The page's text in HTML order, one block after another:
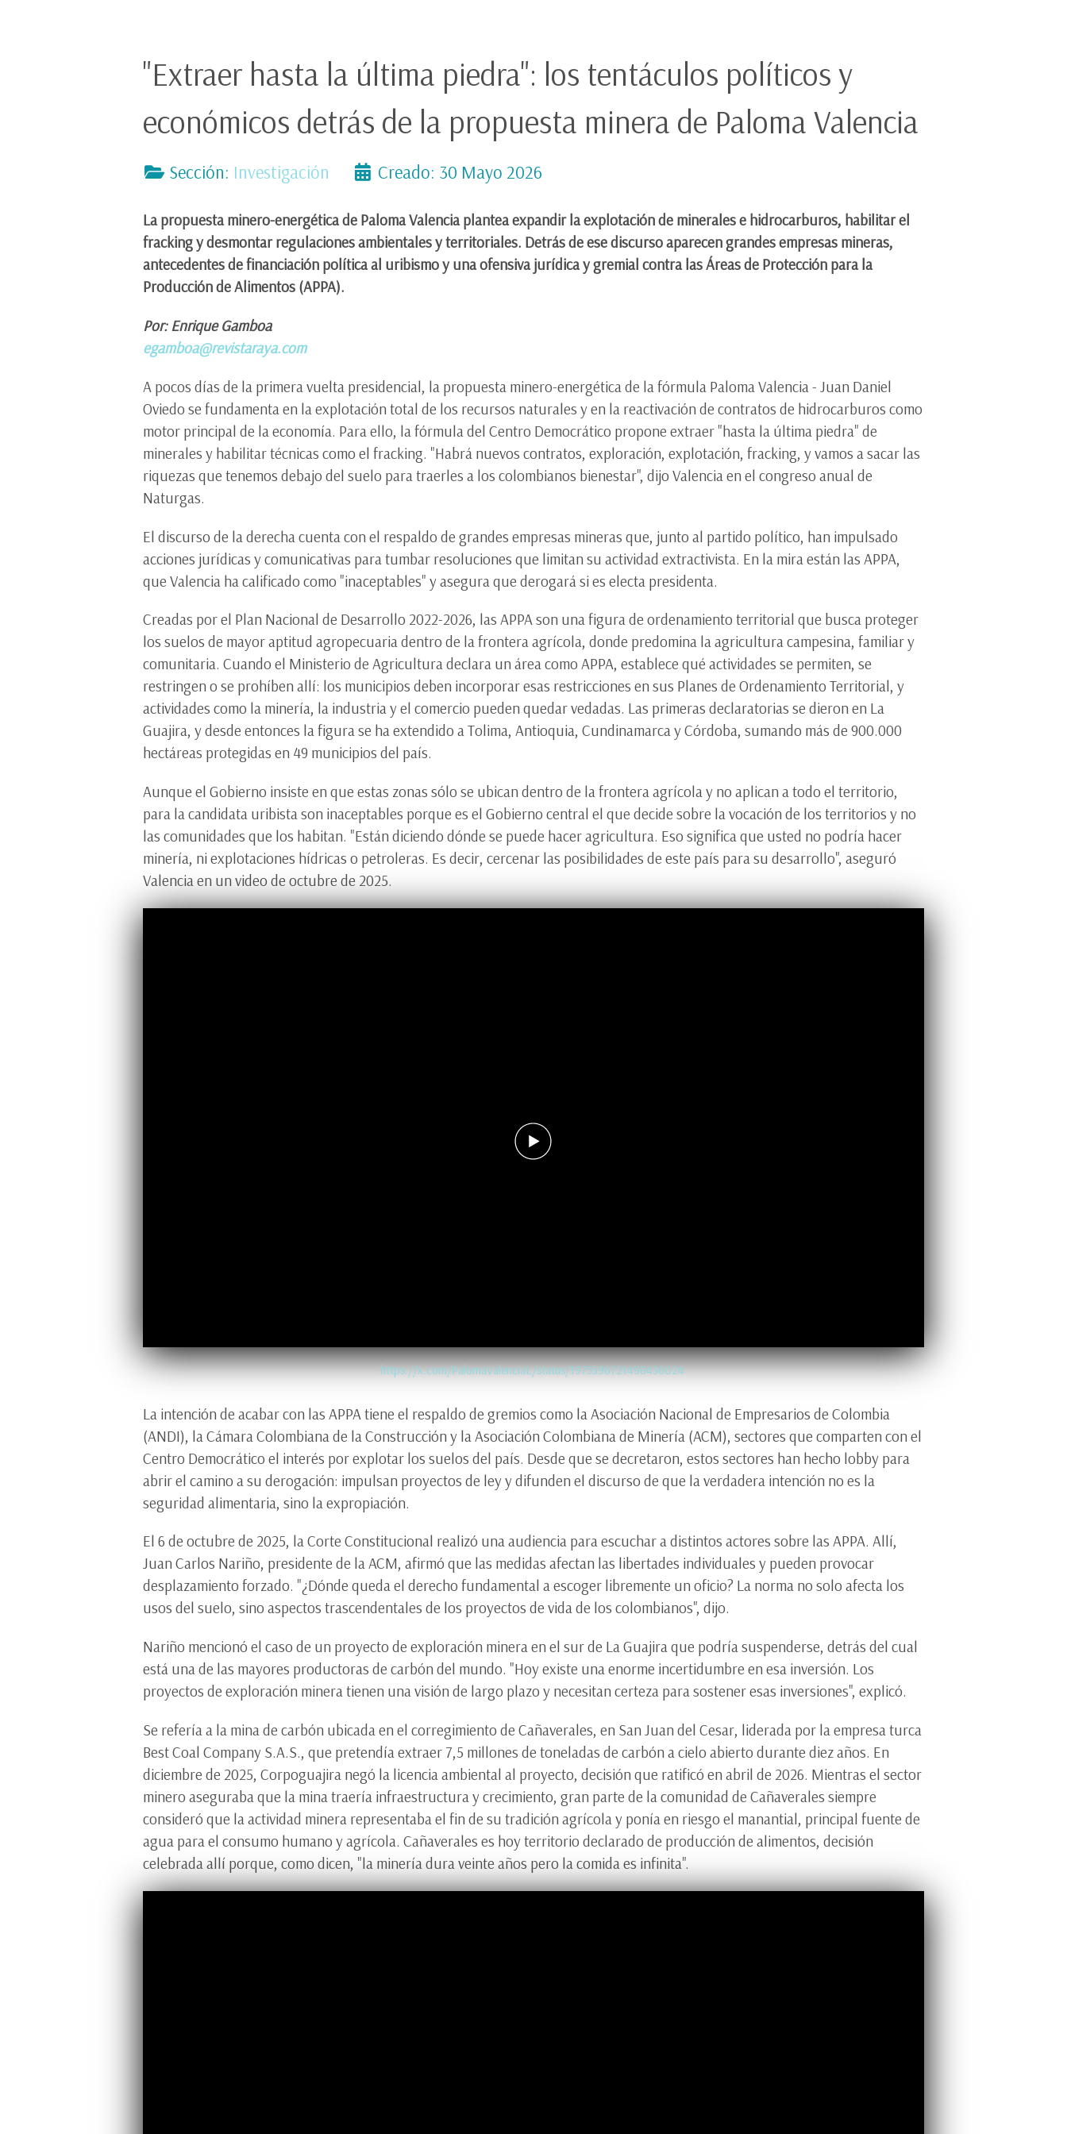
"Extraer hasta la última piedra": los tentáculos políticos y
económicos detrás de la propuesta minera de Paloma Valencia
Sección: Investigación Creado: 30 Mayo 2026
La propuesta minero-energética de Paloma Valencia plantea expandir la explotación de minerales e hidrocarburos, habilitar el
fracking y desmontar regulaciones ambientales y territoriales. Detrás de ese discurso aparecen grandes empresas mineras,
antecedentes de financiación política al uribismo y una ofensiva jurídica y gremial contra las Áreas de Protección para la
Producción de Alimentos (APPA).
Por: Enrique Gamboa
egamboa@revistaraya.com
A pocos días de la primera vuelta presidencial, la propuesta minero-energética de la fórmula Paloma Valencia - Juan Daniel
Oviedo se fundamenta en la explotación total de los recursos naturales y en la reactivación de contratos de hidrocarburos como
motor principal de la economía. Para ello, la fórmula del Centro Democrático propone extraer "hasta la última piedra" de
minerales y habilitar técnicas como el fracking. "Habrá nuevos contratos, exploración, explotación, fracking, y vamos a sacar las
riquezas que tenemos debajo del suelo para traerles a los colombianos bienestar", dijo Valencia en el congreso anual de
Naturgas.
El discurso de la derecha cuenta con el respaldo de grandes empresas mineras que, junto al partido político, han impulsado
acciones jurídicas y comunicativas para tumbar resoluciones que limitan su actividad extractivista. En la mira están las APPA,
que Valencia ha calificado como "inaceptables" y asegura que derogará si es electa presidenta.
Creadas por el Plan Nacional de Desarrollo 2022-2026, las APPA son una figura de ordenamiento territorial que busca proteger
los suelos de mayor aptitud agropecuaria dentro de la frontera agrícola, donde predomina la agricultura campesina, familiar y
comunitaria. Cuando el Ministerio de Agricultura declara un área como APPA, establece qué actividades se permiten, se
restringen o se prohíben allí: los municipios deben incorporar esas restricciones en sus Planes de Ordenamiento Territorial, y
actividades como la minería, la industria y el comercio pueden quedar vedadas. Las primeras declaratorias se dieron en La
Guajira, y desde entonces la figura se ha extendido a Tolima, Antioquia, Cundinamarca y Córdoba, sumando más de 900.000
hectáreas protegidas en 49 municipios del país.
Aunque el Gobierno insiste en que estas zonas sólo se ubican dentro de la frontera agrícola y no aplican a todo el territorio,
para la candidata uribista son inaceptables porque es el Gobierno central el que decide sobre la vocación de los territorios y no
las comunidades que los habitan. "Están diciendo dónde se puede hacer agricultura. Eso significa que usted no podría hacer
minería, ni explotaciones hídricas o petroleras. Es decir, cercenar las posibilidades de este país para su desarrollo", aseguró
Valencia en un video de octubre de 2025.
https://x.com/PalomaValenciaL/status/1975596721498436024
La intención de acabar con las APPA tiene el respaldo de gremios como la Asociación Nacional de Empresarios de Colombia
(ANDI), la Cámara Colombiana de la Construcción y la Asociación Colombiana de Minería (ACM), sectores que comparten con el
Centro Democrático el interés por explotar los suelos del país. Desde que se decretaron, estos sectores han hecho lobby para
abrir el camino a su derogación: impulsan proyectos de ley y difunden el discurso de que la verdadera intención no es la
seguridad alimentaria, sino la expropiación.
El 6 de octubre de 2025, la Corte Constitucional realizó una audiencia para escuchar a distintos actores sobre las APPA. Allí,
Juan Carlos Nariño, presidente de la ACM, afirmó que las medidas afectan las libertades individuales y pueden provocar
desplazamiento forzado. "¿Dónde queda el derecho fundamental a escoger libremente un oficio? La norma no solo afecta los
usos del suelo, sino aspectos trascendentales de los proyectos de vida de los colombianos", dijo.
Nariño mencionó el caso de un proyecto de exploración minera en el sur de La Guajira que podría suspenderse, detrás del cual
está una de las mayores productoras de carbón del mundo. "Hoy existe una enorme incertidumbre en esa inversión. Los
proyectos de exploración minera tienen una visión de largo plazo y necesitan certeza para sostener esas inversiones", explicó.
Se refería a la mina de carbón ubicada en el corregimiento de Cañaverales, en San Juan del Cesar, liderada por la empresa turca
Best Coal Company S.A.S., que pretendía extraer 7,5 millones de toneladas de carbón a cielo abierto durante diez años. En
diciembre de 2025, Corpoguajira negó la licencia ambiental al proyecto, decisión que ratificó en abril de 2026. Mientras el sector
minero aseguraba que la mina traería infraestructura y crecimiento, gran parte de la comunidad de Cañaverales siempre
consideró que la actividad minera representaba el fin de su tradición agrícola y ponía en riesgo el manantial, principal fuente de
agua para el consumo humano y agrícola. Cañaverales es hoy territorio declarado de producción de alimentos, decisión
celebrada allí porque, como dicen, "la minería dura veinte años pero la comida es infinita".